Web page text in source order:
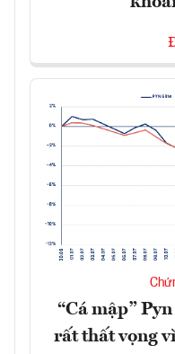
“Cá mập”
rất thất vọng